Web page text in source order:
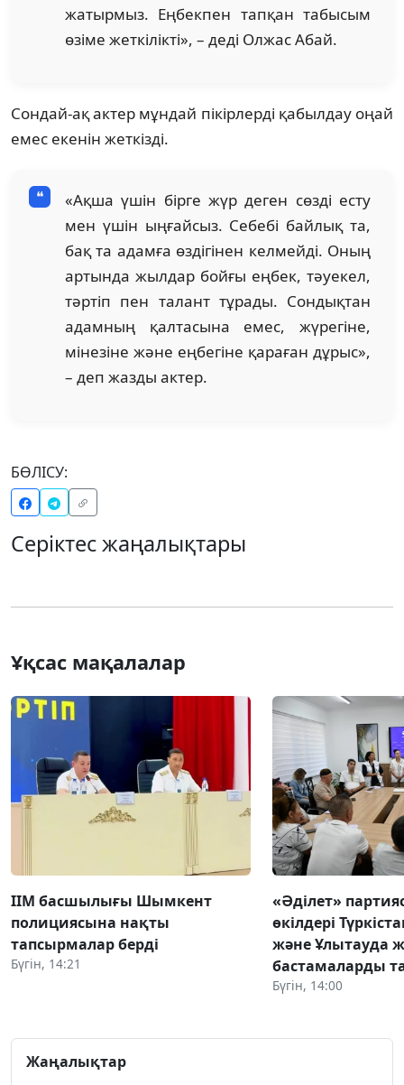
жатырмыз. Еңбекпен тапқан табысым
өзіме жеткілікті», – деді Олжас Абай.
Сондай-ақ актер мұндай пікірлерді қабылдау оңай
емес екенін жеткізді.
«Ақша үшін бірге жүр деген сөзді есту
мен үшін ыңғайсыз. Себебі байлық та,
бақ та адамға өздігінен келмейді. Оның
артында жылдар бойғы еңбек, тәуекел,
тәртіп пен талант тұрады. Сондықтан
адамның қалтасына емес, жүрегіне,
мінезіне және еңбегіне қараған дұрыс»,
– деп жазды актер.
БӨЛІСУ:
Серіктес жаңалықтары
Ұқсас мақалалар
ІІМ басшылығы Шымкент
полициясына нақты
тапсырмалар берді
Бүгін, 14:21
«Әділет»
өкілдері
және Ұлытауда
бастамаларды
Бүгін, 14:00
Жаңалықтар